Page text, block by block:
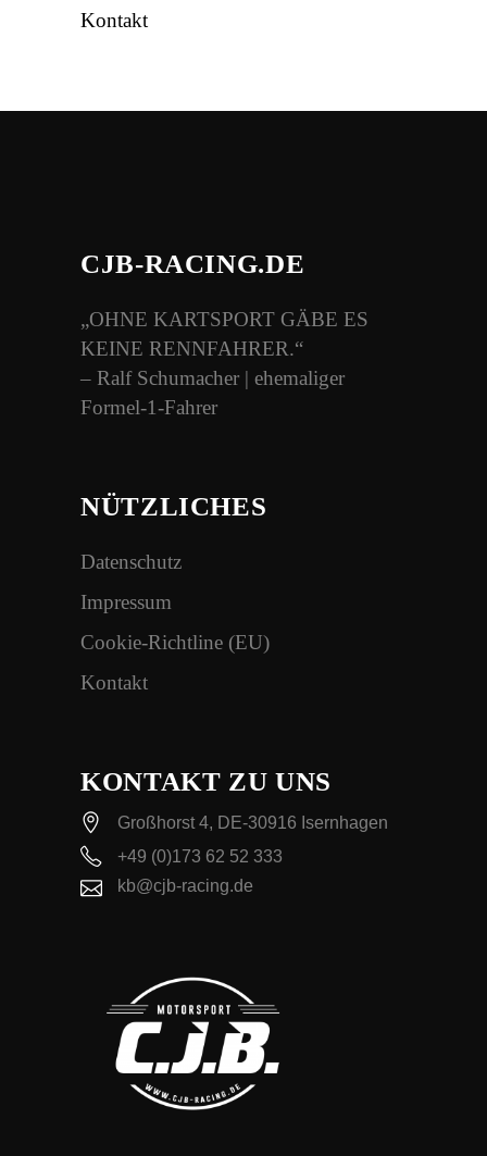
Kontakt
CJB-RACING.DE
„OHNE KARTSPORT GÄBE ES
KEINE RENNFAHRER.“
– Ralf Schumacher | ehemaliger
Formel-1-Fahrer
NÜTZLICHES
Datenschutz
Impressum
Cookie-Richtline (EU)
Kontakt
KONTAKT ZU UNS
Großhorst 4, DE-30916 Isernhagen
+49 (0)173 62 52 333
kb@cjb-racing.de